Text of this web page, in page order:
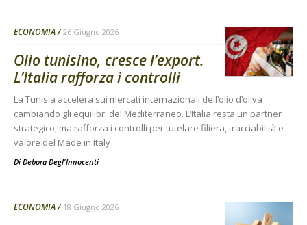
ECONOMIA 26 Giugno 2026
Olio tunisino, cresce l’export.
L’Italia rafforza i controlli
La Tunisia accelera sui mercati internazionali dell’olio d’oliva
cambiando gli equilibri del Mediterraneo. L’Italia resta un partner
strategico, ma rafforza i controlli per tutelare filiera, tracciabilità e
valore del Made in Italy
Di Debora Degl'Innocenti
ECONOMIA 18 Giugno 2026